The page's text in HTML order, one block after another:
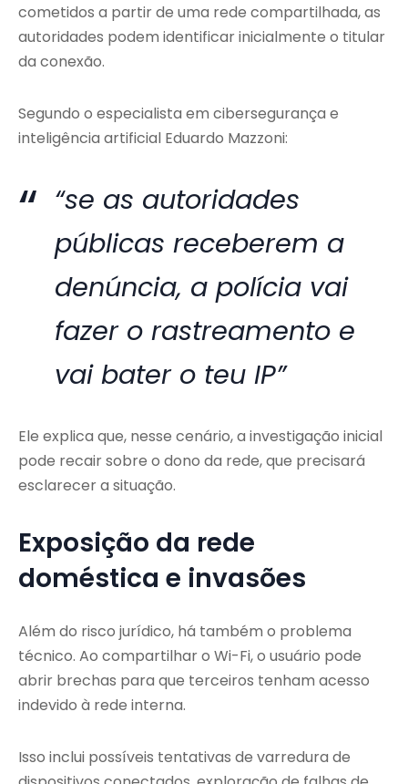
cometidos a partir de uma rede compartilhada, as
autoridades podem identificar inicialmente o titular
da conexão.
Segundo o especialista em cibersegurança e
inteligência artificial Eduardo Mazzoni:
“se as autoridades
públicas receberem a
denúncia, a polícia vai
fazer o rastreamento e
vai bater o teu IP”
Ele explica que, nesse cenário, a investigação inicial
pode recair sobre o dono da rede, que precisará
esclarecer a situação.
Exposição da rede
doméstica e invasões
Além do risco jurídico, há também o problema
técnico. Ao compartilhar o Wi-Fi, o usuário pode
abrir brechas para que terceiros tenham acesso
indevido à rede interna.
Isso inclui possíveis tentativas de varredura de